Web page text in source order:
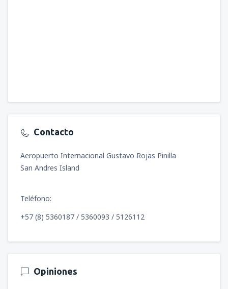
Contacto
Aeropuerto Internacional Gustavo Rojas Pinilla
San Andres Island
Teléfono:
+57 (8) 5360187 / 5360093 / 5126112
Opiniones